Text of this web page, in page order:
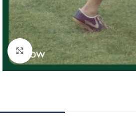
Click to enlarge